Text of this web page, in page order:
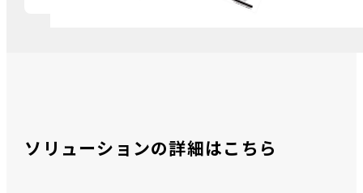
ソリューションの詳細はこちら